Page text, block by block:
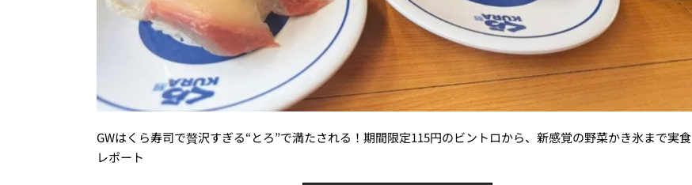
GWはくら寿司で贅沢すぎる“とろ”で満たされる！期間限定115円のビントロから、新感覚の野菜かき氷まで実食
レポート